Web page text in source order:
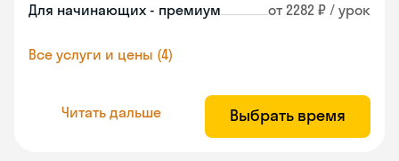
Для начинающих - премиум от 2282 ₽ / урок
Все услуги и цены (4)
Читать дальше Выбрать время